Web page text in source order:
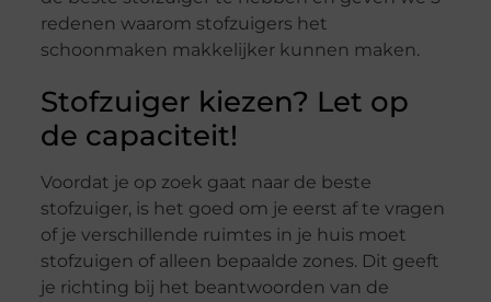
redenen waarom stofzuigers het
schoonmaken makkelijker kunnen maken.
Stofzuiger kiezen? Let op
de capaciteit!
Voordat je op zoek gaat naar de beste
stofzuiger, is het goed om je eerst af te vragen
of je verschillende ruimtes in je huis moet
stofzuigen of alleen bepaalde zones. Dit geeft
je richting bij het beantwoorden van de